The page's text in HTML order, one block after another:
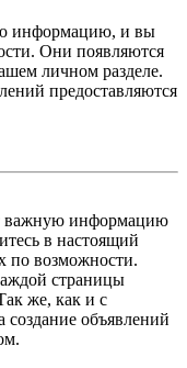
информацию, и вы
Они появляются
личном разделе.
предоставляются
важную информацию
в настоящий
по возможности.
страницы
же, как и с
объявлений